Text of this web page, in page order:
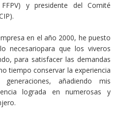
y presidente del Comité
en el año 2000, he puesto
necesariopara que los viveros
para satisfacer las demandas
tiempo conservar la experiencia
añadiendo mis
lograda en numerosas y